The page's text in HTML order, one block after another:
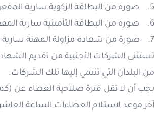
5. صورة من البطاقة الزكوية سارية المفعول.
6. صورة من البطاقة التأمينية سارية المفعول.
7. صورة من شهادة مزاولة المهنة سارية المفعول.
تستثنى الشركات الأجنبية من تقديم
من البلدان التي تنتمي إليها تلك الشركات.
يجب أن لا تقل فترة صلاحية العطاء عن
آخر موعد لاستلام العطاءات الساعة